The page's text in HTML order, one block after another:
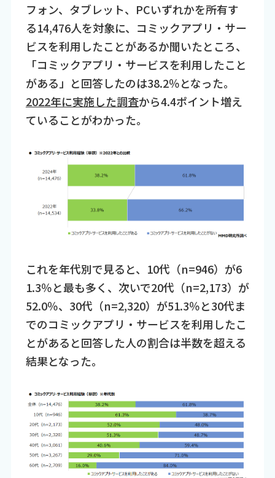
フォン、タブレット、PCいずれかを所有す
る14,476人を対象に、コミックアプリ・サー
ビスを利用したことがあるか聞いたところ、
「コミックアプリ・サービスを利用したこと
がある」と回答したのは38.2％となった。
2022年に実施した調査から4.4ポイント増え
ていることがわかった。
これを年代別で見ると、10代（n=946）が6
1.3％と最も多く、次いで20代（n=2,173）が
52.0％、30代（n=2,320）が51.3％と30代ま
でのコミックアプリ・サービスを利用したこ
とがあると回答した人の割合は半数を超える
結果となった。